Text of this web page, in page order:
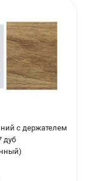
с держателем
дуб